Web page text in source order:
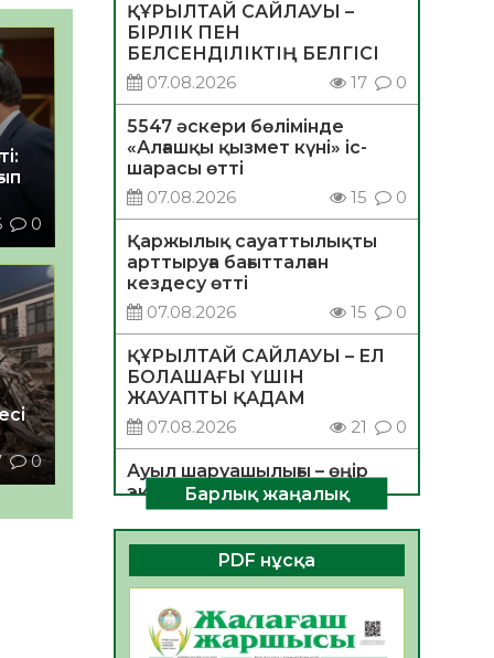
0
0
ҚҰРЫЛТАЙ САЙЛАУЫ –
БІРЛІК ПЕН
БЕЛСЕНДІЛІКТІҢ БЕЛГІСІ
07.08.2026
17 0
5547 әскери бөлімінде
«Алғашқы қызмет күні» іс-
шарасы өтті
07.08.2026
15 0
Қаржылық сауаттылықты
арттыруға бағытталған
кездесу өтті
07.08.2026
15 0
ҚҰРЫЛТАЙ САЙЛАУЫ – ЕЛ
БОЛАШАҒЫ ҮШІН
ЖАУАПТЫ ҚАДАМ
07.08.2026
21 0
Ауыл шаруашылығы – өңір
экономикасының негізгі
тірегі
06.08.2026
31 0
ҚОҒАМДЫҚ БЕЛСЕНДІЛІК –
ЕЛ ДАМУЫНЫҢ НЕГІЗІ
06.08.2026
30
Барлық жаңалық
PDF нұсқа